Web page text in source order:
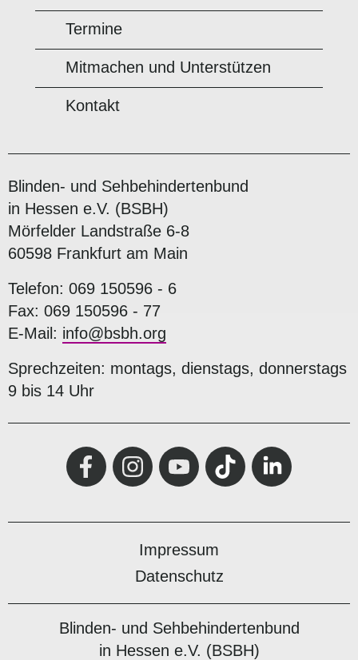
Termine
Mitmachen und Unterstützen
Kontakt
Blinden- und Sehbehindertenbund
in Hessen e.V. (BSBH)
Mörfelder Landstraße 6-8
60598 Frankfurt am Main
Telefon: 069 150596 - 6
Fax: 069 150596 - 77
E-Mail: info@bsbh.org
Sprechzeiten: montags, dienstags, donnerstags
9 bis 14 Uhr
Impressum
Datenschutz
Blinden- und Sehbehindertenbund
in Hessen e.V. (BSBH)